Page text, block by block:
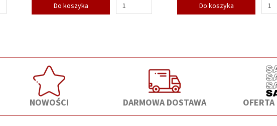
Do koszyka Do koszyka
NOWOŚCI DARMOWA DOSTAWA